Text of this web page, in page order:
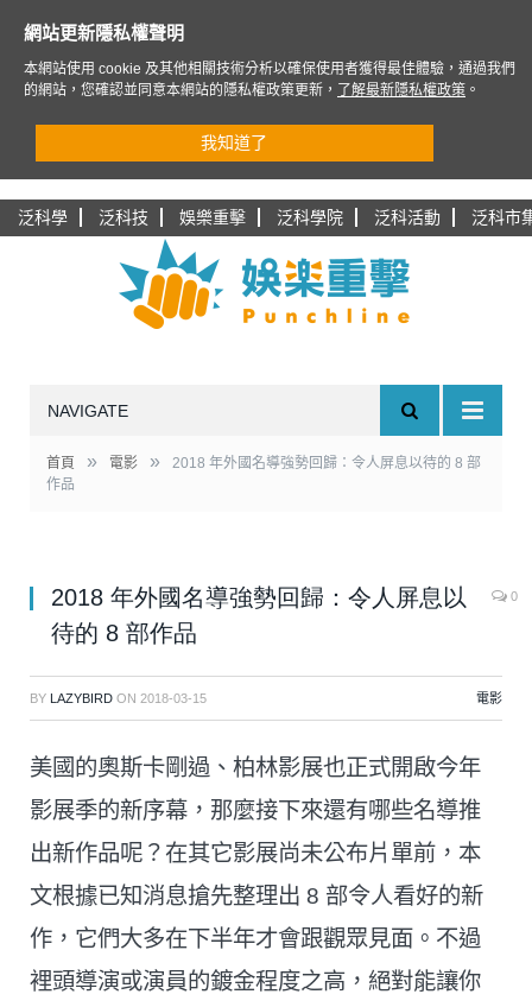
泛科學 泛科技 娛樂重擊 泛科學院 泛科活動 泛科市
NAVIGATE
首頁 » 電影 »
2018 年外國名導強勢回歸：令人屏息以待的 8 部
作品
2018 年外國名導強勢回歸：令人屏息以
待的 8 部作品
0
BY LAZYBIRD ON 2018-03-15 電影
美國的奧斯卡剛過、柏林影展也正式開啟今年
影展季的新序幕，那麼接下來還有哪些名導推
出新作品呢？在其它影展尚未公布片單前，本
文根據已知消息搶先整理出 8 部令人看好的新
作，它們大多在下半年才會跟觀眾見面。不過
裡頭導演或演員的鍍金程度之高，絕對能讓你
網站更新隱私權聲明
本網站使用 cookie 及其他相關技術分析以確保使用者獲得最佳體驗，通過我們
的網站，您確認並同意本網站的隱私權政策更新，
了解最新隱私權政策 。
我知道了